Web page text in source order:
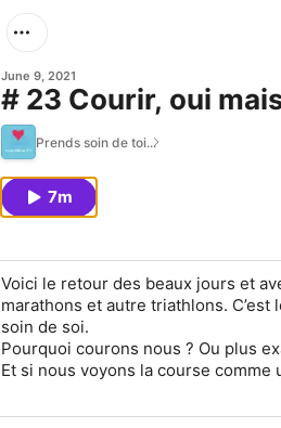
June 9, 2021
# 23 Courir, oui
Prends soin de toi...
7m
Voici le retour des beaux jours et
marathons et autre triathlons.
soin de soi.
Pourquoi courons nous ? Ou plus
Et si nous voyons la course